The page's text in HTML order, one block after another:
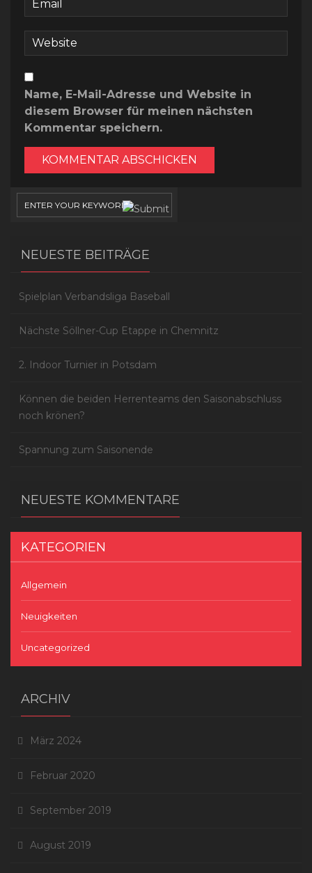
Name, E-Mail-Adresse und Website in
diesem Browser für meinen nächsten
Kommentar speichern.
NEUESTE BEITRÄGE
Spielplan Verbandsliga Baseball
Nächste Söllner-Cup Etappe in Chemnitz
2. Indoor Turnier in Potsdam
Können die beiden Herrenteams den Saisonabschluss
noch krönen?
Spannung zum Saisonende
NEUESTE KOMMENTARE
KATEGORIEN
Allgemein
Neuigkeiten
Uncategorized
ARCHIV
März 2024
Februar 2020
September 2019
August 2019